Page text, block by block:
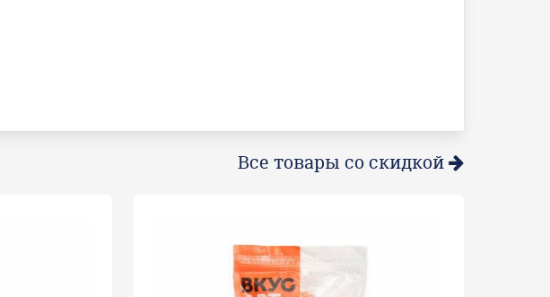
Все товары со скидкой